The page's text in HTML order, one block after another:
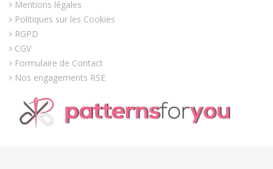
Mentions légales
Politiques sur les Cookies
RGPD
CGV
Formulaire de Contact
Nos engagements RSE